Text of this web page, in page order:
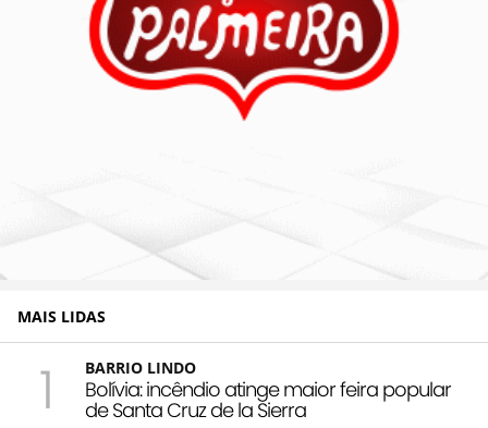
MAIS LIDAS
1 BARRIO LINDO
Bolívia: incêndio atinge maior feira popular
de Santa Cruz de la Sierra